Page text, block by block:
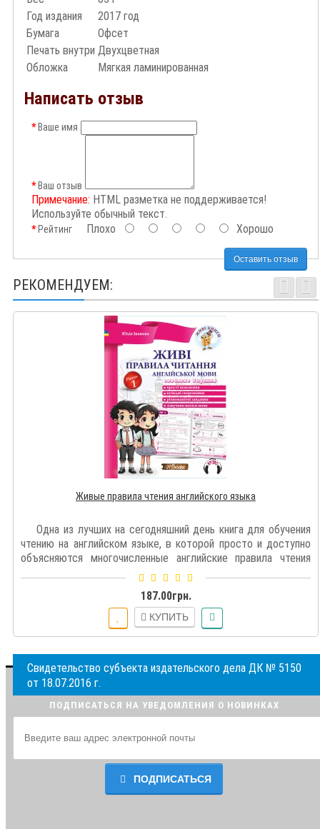
Год издания
2017 год
Бумага
Офсет
Печать внутри Двухцветная
Обложка
Мягкая ламинированная
Написать отзыв
Ваше имя
Ваш отзыв
Примечание: HTML разметка не поддерживается!
Используйте обычный текст.
Рейтинг Плохо Хорошо
Оставить отзыв
РЕКОМЕНДУЕМ:
Живые правила чтения английского языка
Одна из лучших на сегодняшний день книга для обучения
чтению на английском языке, в которой просто и доступно
объясняются многочисленные английские правила чтения
187.00грн.
КУПИТЬ
Свидетельство субъекта издательского дела ДК № 5150
от 18.07.2016 г.
ПОДПИСАТЬСЯ НА УВЕДОМЛЕНИЯ О НОВИНКАХ
ПОДПИСАТЬСЯ